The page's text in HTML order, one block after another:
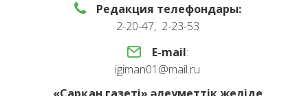
Редакция телефондары:
2-20-47, 2-23-53
E-mail:
igiman01@mail.ru